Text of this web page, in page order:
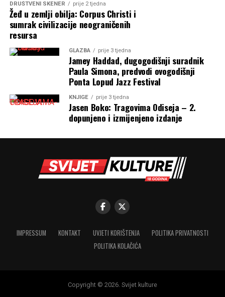
DRUŠTVENI SKENER prije 2 tjedna
Žeđ u zemlji obilja: Corpus Christi i
sumrak civilizacije neograničenih
resursa
GLAZBA prije 3 tjedna
Jamey Haddad, dugogodišnji suradnik
Paula Simona, predvodi ovogodišnji
Ponta Lopud Jazz Festival
KNJIGE prije 3 tjedna
Jasen Boko: Tragovima Odiseja – 2.
dopunjeno i izmijenjeno izdanje
IMPRESSUM KONTAKT UVJETI KORIŠTENJA
POLITIKA PRIVATNOSTI
POLITIKA KOLAČIĆA
Copyright © 2026. Svijet kulture